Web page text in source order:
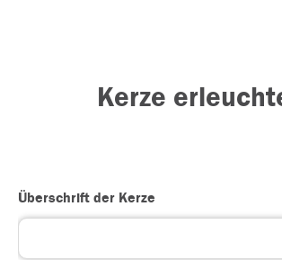
Kerze
Überschrift der Kerze